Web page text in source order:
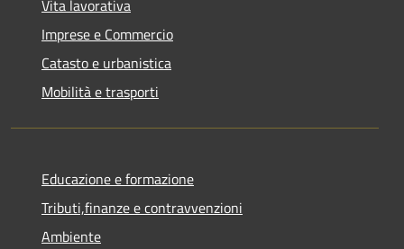
Vita lavorativa
Imprese e Commercio
Catasto e urbanistica
Mobilità e trasporti
Educazione e formazione
Tributi,finanze e contravvenzioni
Ambiente